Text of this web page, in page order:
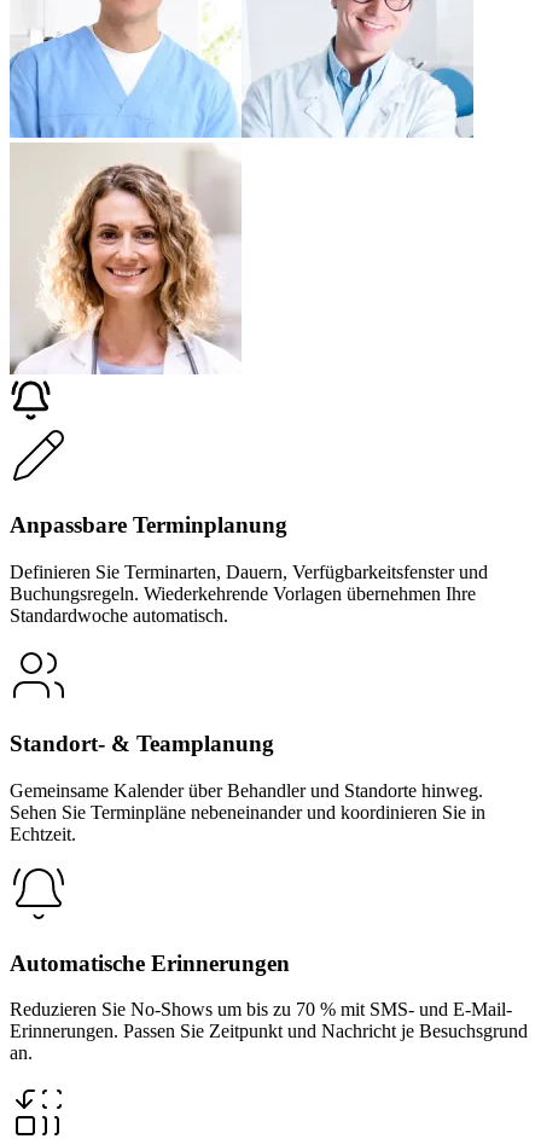
Anpassbare Terminplanung
Definieren Sie Terminarten, Dauern, Verfügbarkeitsfenster und
Buchungsregeln. Wiederkehrende Vorlagen übernehmen Ihre
Standardwoche automatisch.
Standort- & Teamplanung
Gemeinsame Kalender über Behandler und Standorte hinweg.
Sehen Sie Terminpläne nebeneinander und koordinieren Sie in
Echtzeit.
Automatische Erinnerungen
Reduzieren Sie No-Shows um bis zu 70 % mit SMS- und E-Mail-
Erinnerungen. Passen Sie Zeitpunkt und Nachricht je Besuchsgrund
an.